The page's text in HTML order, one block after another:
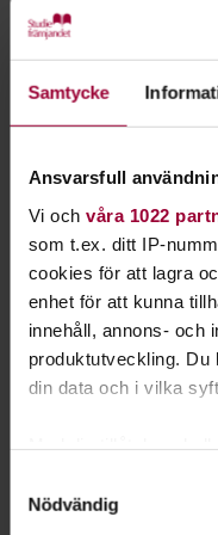
Samtycke
Ansvarsfull
Vi och våra 1022
som t.ex. ditt IP-
cookies för att lagra
enhet för att kunna
innehåll, annons- och
produktutveckling.
din data och i vilka
kan ha en
Nödvändig
Kontakt
Utforska din
Att uppleva